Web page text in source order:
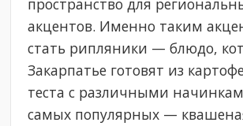
пространство для
акцентов. Именно таким
стать рипляники — блюдо,
Закарпатье готовят из
теста с различными
самых популярных —